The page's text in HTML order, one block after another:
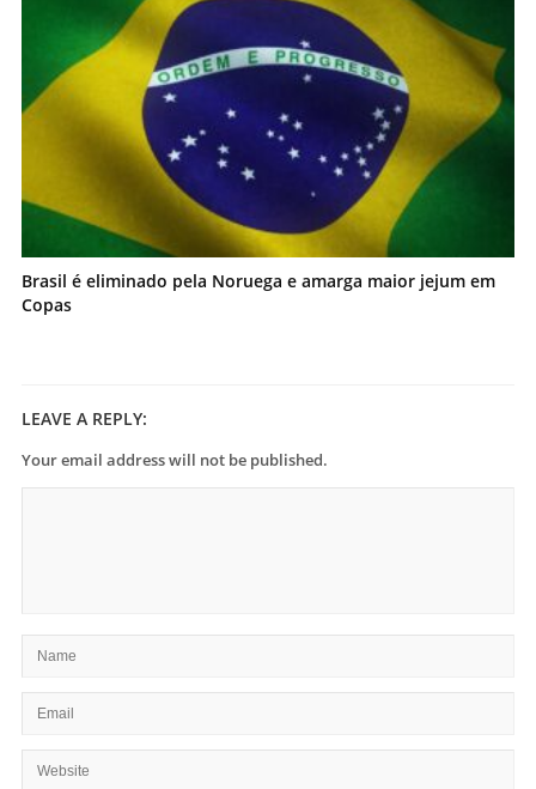
Brasil é eliminado pela Noruega e amarga maior jejum em
Copas
LEAVE A REPLY:
Your email address will not be published.